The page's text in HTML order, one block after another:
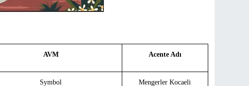
AVM Acente Adı
Symbol Mengerler Kocaeli